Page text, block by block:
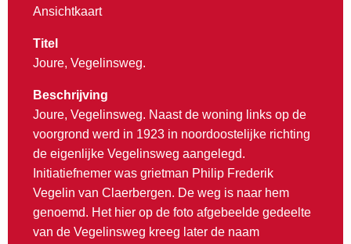
Ansichtkaart
Titel
Joure, Vegelinsweg.
Beschrijving
Joure, Vegelinsweg. Naast de woning links op de
voorgrond werd in 1923 in noordoostelijke richting
de eigenlijke Vegelinsweg aangelegd.
Initiatiefnemer was grietman Philip Frederik
Vegelin van Claerbergen. De weg is naar hem
genoemd. Het hier op de foto afgebeelde gedeelte
van de Vegelinsweg kreeg later de naam